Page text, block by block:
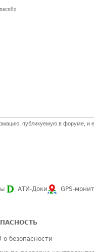
публикуемую в форуме,
АТИ-Доки GPS-
о безопасности